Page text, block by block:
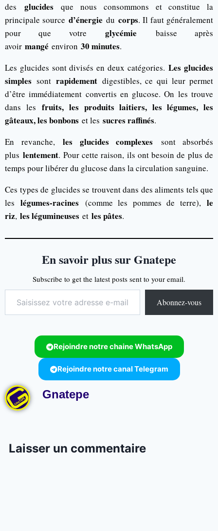
des glucidesque nous consommons et constitue la
principale source d’énergie du corps. Il faut généralement
pour que votreglycémie baisse après
avoir mangé environ 30 minutes.
Les glucides sont divisés en deux catégories.Les glucides
simples sont rapidement digestibles, ce qui leur permet
d’être immédiatement convertis en glucose. On les trouve
dans les fruits, les produits laitiers, les légumes, les
gâteaux, les bonbons et les sucres raffinés.
En revanche, les glucides complexes sont absorbés
pluslentement. Pour cette raison, ils ont besoin de plus de
temps pour libérer du glucose dans la circulation sanguine.
Ces types de glucides se trouvent dans des aliments tels que
leslégumes-racines (comme les pommes de terre),le
riz, les légumineuses et les pâtes.
En savoir plus sur Gnatepe
Subscribe to get the latest posts sent to your email.
Abonnez-vous
Rejoindre notre chaine WhatsApp
Rejoindre notre canal Telegram
Gnatepe
Laisser un commentaire